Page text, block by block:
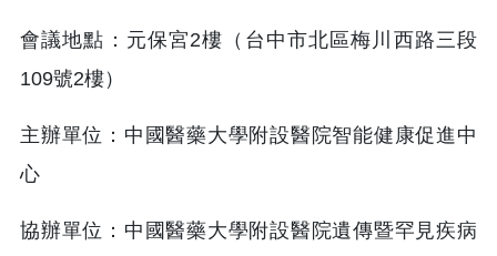
會議地點：元保宮2樓（台中市北區梅川西路三段
109號2樓）
主辦單位：中國醫藥大學附設醫院智能健康促進中
心
協辦單位：中國醫藥大學附設醫院遺傳暨罕見疾病